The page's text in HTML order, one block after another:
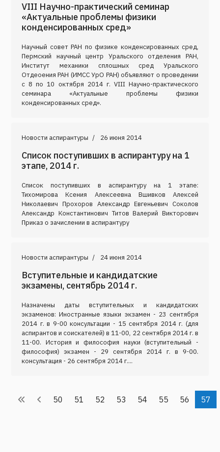
VIII Научно-практический семинар
«Актуальные проблемы физики
конденсированных сред»
Научный совет РАН по физике конденсированных сред,
Пермский научный центр Уральского отделения РАН,
Институт механики сплошных сред Уральского
Отдеоения РАН (ИМСС УрО РАН) объявляют о проведении
с 8 по 10 октября 2014 г. VIII Научно-практического
семинара «Актуальные проблемы физики
конденсированных сред».
Новости аспирантуры 26 июня 2014
Список поступивших в аспирантуру на 1
этапе, 2014 г.
Список поступивших в аспирантуру на 1 этапе:
Тихомирова Ксения Алексеевна Вшивков Алексей
Николаевич Прохоров Александр Евгеньевич Соколов
Александр Константинович Титов Валерий Викторович
Приказ о зачислении в аспирантуру
Новости аспирантуры 24 июня 2014
Вступительные и кандидатские
экзамены, сентябрь 2014 г.
Назначены даты вступительных и кандидатских
экзаменов: Иностранные языки экзамен - 23 сентября
2014 г. в 9-00 консультации - 15 сентября 2014 г. (для
аспирантов и соискателей) в 11-00, 22 сентября 2014 г. в
11-00. История и философия науки (вступительный -
философия) экзамен - 29 сентября 2014 г. в 9-00.
консультация - 26 сентября 2014 г....
50 51 52 53 54 55 56 57